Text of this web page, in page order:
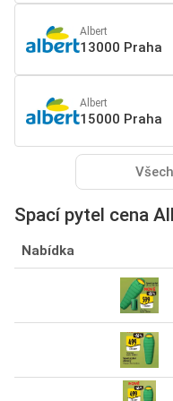
Albert
13000 Praha
Albert
15000 Praha
Spací pytel cena
Nabídka